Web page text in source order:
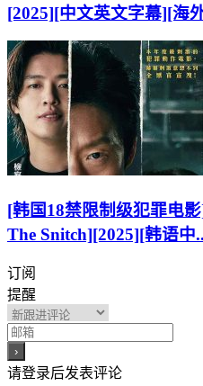
[2025][中文英文字幕][海
[韩国18禁限制级犯罪电
The Snitch][2025][韩语中
订阅
提醒
请登录后发表评论